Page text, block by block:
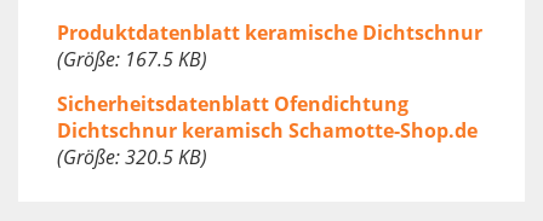
Produktdatenblatt keramische Dichtschnur
(Größe: 167.5 KB)
Sicherheitsdatenblatt Ofendichtung
Dichtschnur keramisch Schamotte-Shop.de
(Größe: 320.5 KB)